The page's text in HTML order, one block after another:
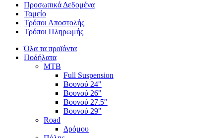
Προσωπικά Δεδομένα
Ταμείο
Τρόποι Αποστολής
Τρόποι Πληρωμής
Όλα τα προϊόντα
Ποδήλατα
MTB
Full Suspension
Βουνού 24"
Βουνού 26"
Βουνού 27.5"
Βουνού 29"
Road
Δρόμου